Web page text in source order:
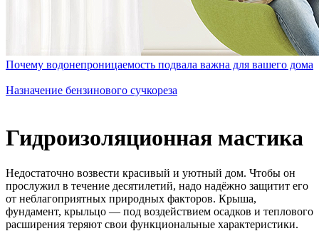
Почему водонепроницаемость подвала важна для вашего дома
Назначение бензинового сучкореза
Гидроизоляционная мастика
Недостаточно возвести красивый и уютный дом. Чтобы он
прослужил в течение десятилетий, надо надёжно защитит его
от неблагоприятных природных факторов. Крыша,
фундамент, крыльцо — под воздействием осадков и теплового
расширения теряют свои функциональные характеристики.